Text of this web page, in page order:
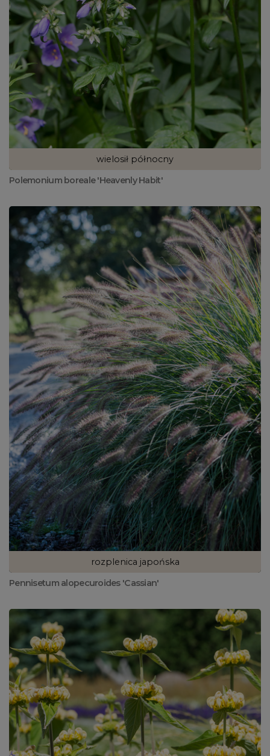
wielosił północny
Polemonium boreale 'Heavenly Habit'
rozplenica japońska
Pennisetum alopecuroides 'Cassian'